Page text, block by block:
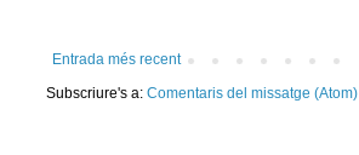
Entrada més recent
Subscriure's a: Comentaris del missatge (Atom)